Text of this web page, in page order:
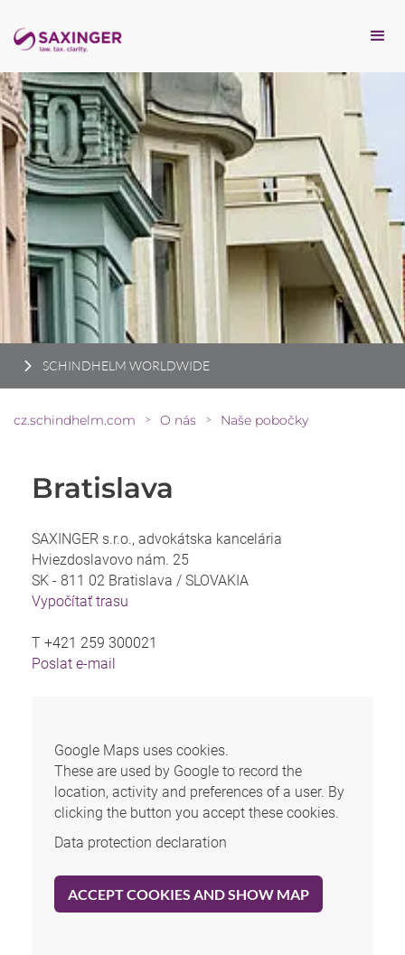
SCHINDHELM WORLDWIDE
cz.schindhelm.com > O nás > Naše pobočky
Bratislava
SAXINGER s.r.o., advokátska kancelária
Hviezdoslavovo nám. 25
SK - 811 02 Bratislava / SLOVAKIA
Vypočítať trasu
T +421 259 300021
Poslat e-mail
Google Maps uses cookies.
These are used by Google to record the
location, activity and preferences of a user. By
clicking the button you accept these cookies.
Data protection declaration
ACCEPT COOKIES AND SHOW MAP